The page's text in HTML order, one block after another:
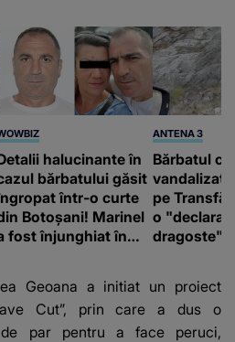
halucinante în
bărbatului găsit
într-o curte
Botoșani! Marinel
fost înjunghiat în
ANTENA 3
Bărbatul
vandalizat
pe
o
dragoste"
Geoana a initiat un proiect
Cut”, prin care a dus o
par pentru a face peruci,